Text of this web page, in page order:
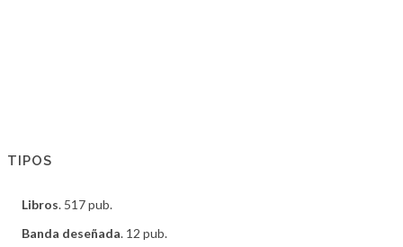
TIPOS
Libros. 517 pub.
Banda deseñada. 12 pub.